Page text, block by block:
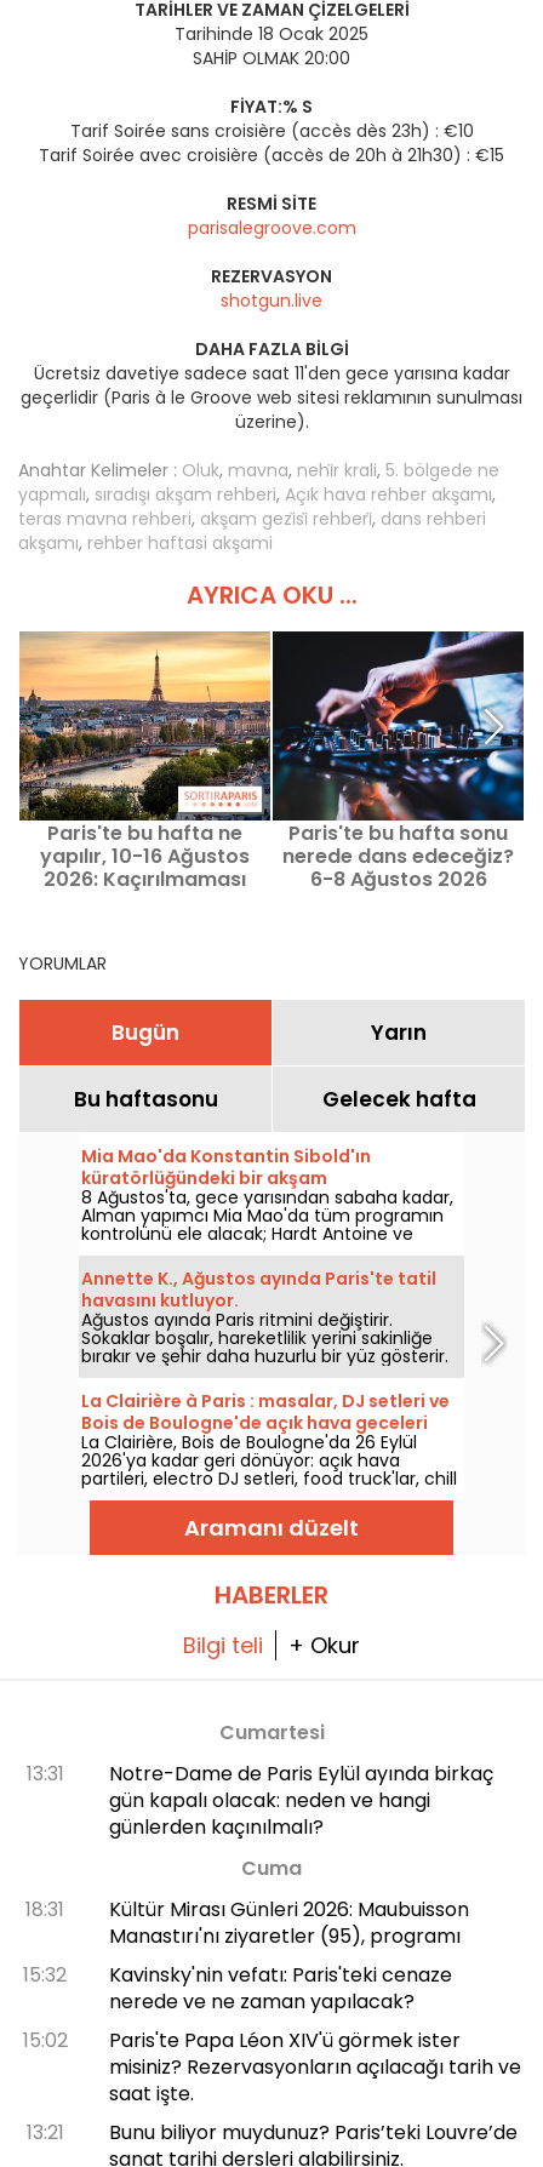
TARIHLER VE ZAMAN ÇIZELGELERI
Tarihinde 18 Ocak 2025
SAHİP OLMAK 20:00
FIYAT:% S
Tarif Soirée sans croisière (accès dès 23h) : €10
Tarif Soirée avec croisière (accès de 20h à 21h30) : €15
RESMI SITE
parisalegroove.com
REZERVASYON
shotgun.live
DAHA FAZLA BILGI
Ücretsiz davetiye sadece saat 11'den gece yarısına kadar
geçerlidir (Paris à le Groove web sitesi reklamının sunulması
üzerine).
Anahtar Kelimeler : Oluk, mavna, nehi̇r krali, 5. bölgede ne
yapmalı, sıradışı akşam rehberi, Açık hava rehber akşamı,
teras mavna rehberi, akşam gezi̇si̇ rehberi̇, dans rehberi
akşamı, rehber haftasi akşami
AYRICA OKU ...
Paris'te bu hafta ne
yapılır, 10-16 Ağustos
2026: Kaçırılmaması
Paris'te bu hafta sonu
nerede dans edeceğiz?
6-8 Ağustos 2026
YORUMLAR
Bugün Yarın
Bu haftasonu Gelecek hafta
Mia Mao'da Konstantin Sibold'ın
küratörlüğündeki bir akşam
8 Ağustos'ta, gece yarısından sabaha kadar,
Alman yapımcı Mia Mao'da tüm programın
kontrolünü ele alacak; Hardt Antoine ve
EG'nin eşliğinde, melodik house, techno ve
bu türlerin sınırlarını zorlayan bir gece için.
Annette K., Ağustos ayında Paris'te tatil
havasını kutluyor.
Ağustos ayında Paris ritmini değiştirir.
Sokaklar boşalır, hareketlilik yerini sakinliğe
bırakır ve şehir daha huzurlu bir yüz gösterir.
Annette K.'de bu eşsiz mola anını en iyi
şekilde değerlendiriyoruz; tatilin ruhunu
uzatır, ayaklar neredeyse suya değiyormuş
hissiyle, işe dönüşe hazırlanıyoruz.
La Clairière à Paris : masalar, DJ setleri ve
Bois de Boulogne'de açık hava geceleri
La Clairière, Bois de Boulogne'da 26 Eylül
2026'ya kadar geri dönüyor: açık hava
partileri, electro DJ setleri, food truck'lar, chill
zone ve rezervasyonlu masalar. Domaine de
Longchamp'te kurulu olan bu Paris'in açık
hava kulübü, cuma ve cumartesi akşamları
ziyaretçilerini ağırlıyor; yaz boyunca pek çok
Aramanı düzelt
HABERLER
Bilgi teli + Okur
Cumartesi
13:31
Notre-Dame de Paris Eylül ayında birkaç
gün kapalı olacak: neden ve hangi
günlerden kaçınılmalı?
Cuma
18:31
Kültür Mirası Günleri 2026: Maubuisson
Manastırı'nı ziyaretler (95), programı
15:32
Kavinsky'nin vefatı: Paris'teki cenaze
nerede ve ne zaman yapılacak?
15:02
Paris'te Papa Léon XIV'ü görmek ister
misiniz? Rezervasyonların açılacağı tarih ve
saat işte.
13:21
Bunu biliyor muydunuz? Paris’teki Louvre’de
sanat tarihi dersleri alabilirsiniz.